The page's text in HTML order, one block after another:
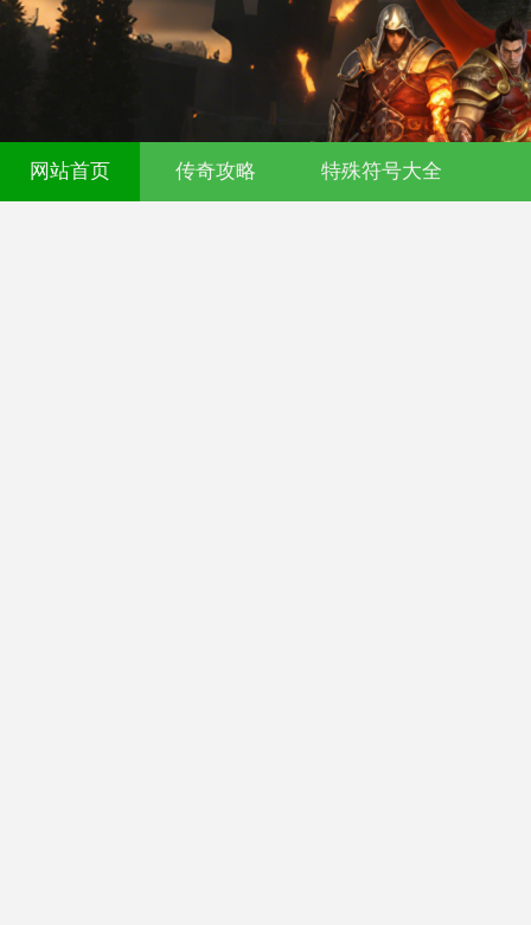
521fu 传奇发布网 - 今日新开传奇私
网站首页 传奇攻略 特殊符号大全